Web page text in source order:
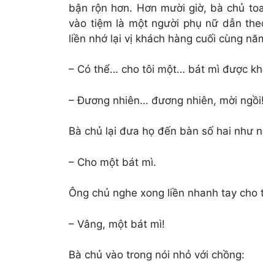
bận rộn hơn. Hơn mười giờ, bà chủ
vào tiệm là một người phụ nữ dẫn
liền nhớ lại vị khách hàng cuối cùng
– Có thể… cho tôi một… bát mì được
– Đương nhiên… đương nhiên, mời ngồi!
Bà chủ lại đưa họ đến bàn số hai như
– Cho một bát mì.
Ông chủ nghe xong liền nhanh tay
– Vâng, một bát mì!
Bà chủ vào trong nói nhỏ với chồng: